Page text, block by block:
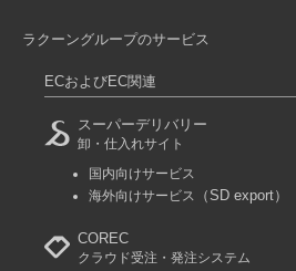
ラクーングループのサービス
ECおよびEC関連
スーパーデリバリー
卸・仕入れサイト
国内向けサービス
海外向けサービス
（SD export）
COREC
クラウド受注・発注システム